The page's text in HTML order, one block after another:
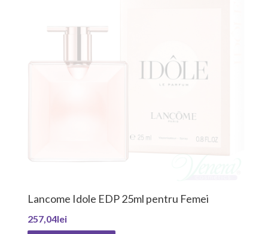
Lancome Idole EDP 25ml pentru Femei
257,04lei